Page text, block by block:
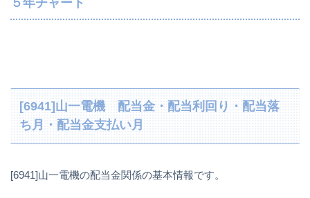
５年チャート
[6941]山一電機 配当金・配当利回り・配当落
ち月・配当金支払い月
[6941]山一電機の配当金関係の基本情報です。